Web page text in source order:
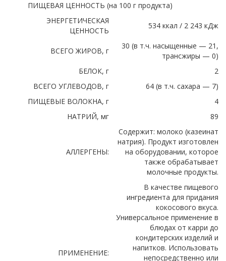
ПИЩЕВАЯ ЦЕННОСТЬ (на 100 г продукта)
ЭНЕРГЕТИЧЕСКАЯ
ЦЕННОСТЬ
534 ккал / 2 243 кДж
ВСЕГО ЖИРОВ, г
30 (в т.ч. насыщенные — 21,
трансжиры — 0)
БЕЛОК, г
2
ВСЕГО УГЛЕВОДОВ, г
64 (в т.ч. сахара — 7)
ПИЩЕВЫЕ ВОЛОКНА, г
4
НАТРИЙ, мг
89
АЛЛЕРГЕНЫ:
Содержит: молоко (казеинат
натрия). Продукт изготовлен
на оборудовании, которое
также обрабатывает
молочные продукты.
ПРИМЕНЕНИЕ:
В качестве пищевого
ингредиента для придания
кокосового вкуса.
Универсальное применение в
блюдах от карри до
кондитерских изделий и
напитков. Использовать
непосредственно или